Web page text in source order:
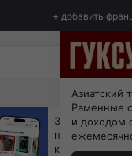
+ добавить
За 90 тыс.
ни коробок, ни
каждый месяц
Азиатский
Раменные
и доходом